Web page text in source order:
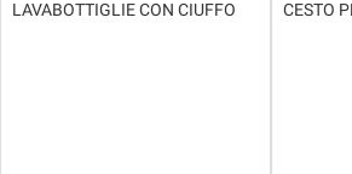
LAVABOTTIGLIE CON CIUFFO CESTO